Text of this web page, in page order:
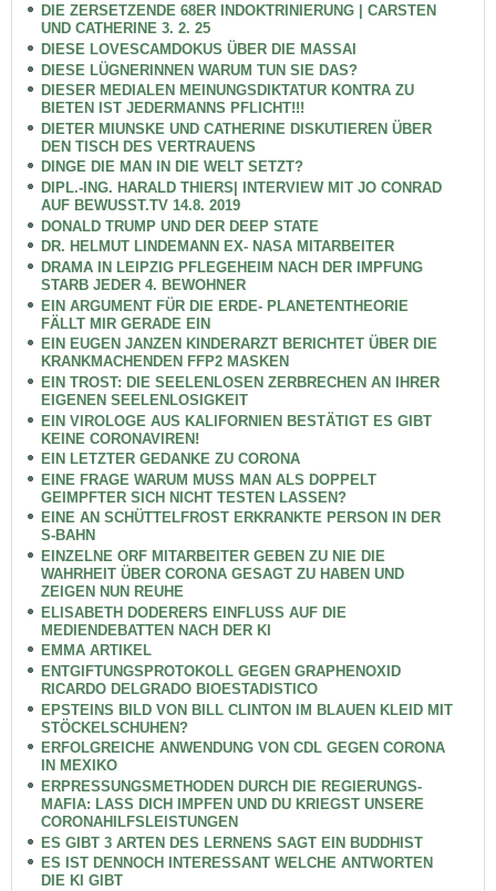
DIE ZERSETZENDE 68ER INDOKTRINIERUNG | CARSTEN
UND CATHERINE 3. 2. 25
DIESE LOVESCAMDOKUS ÜBER DIE MASSAI
DIESE LÜGNERINNEN WARUM TUN SIE DAS?
DIESER MEDIALEN MEINUNGSDIKTATUR KONTRA ZU
BIETEN IST JEDERMANNS PFLICHT!!!
DIETER MIUNSKE UND CATHERINE DISKUTIEREN ÜBER
DEN TISCH DES VERTRAUENS
DINGE DIE MAN IN DIE WELT SETZT?
DIPL.-ING. HARALD THIERS| INTERVIEW MIT JO CONRAD
AUF BEWUSST.TV 14.8. 2019
DONALD TRUMP UND DER DEEP STATE
DR. HELMUT LINDEMANN EX- NASA MITARBEITER
DRAMA IN LEIPZIG PFLEGEHEIM NACH DER IMPFUNG
STARB JEDER 4. BEWOHNER
EIN ARGUMENT FÜR DIE ERDE- PLANETENTHEORIE
FÄLLT MIR GERADE EIN
EIN EUGEN JANZEN KINDERARZT BERICHTET ÜBER DIE
KRANKMACHENDEN FFP2 MASKEN
EIN TROST: DIE SEELENLOSEN ZERBRECHEN AN IHRER
EIGENEN SEELENLOSIGKEIT
EIN VIROLOGE AUS KALIFORNIEN BESTÄTIGT ES GIBT
KEINE CORONAVIREN!
EIN LETZTER GEDANKE ZU CORONA
EINE FRAGE WARUM MUSS MAN ALS DOPPELT
GEIMPFTER SICH NICHT TESTEN LASSEN?
EINE AN SCHÜTTELFROST ERKRANKTE PERSON IN DER
S-BAHN
EINZELNE ORF MITARBEITER GEBEN ZU NIE DIE
WAHRHEIT ÜBER CORONA GESAGT ZU HABEN UND
ZEIGEN NUN REUHE
ELISABETH DODERERS EINFLUSS AUF DIE
MEDIENDEBATTEN NACH DER KI
EMMA ARTIKEL
ENTGIFTUNGSPROTOKOLL GEGEN GRAPHENOXID
RICARDO DELGRADO BIOESTADISTICO
EPSTEINS BILD VON BILL CLINTON IM BLAUEN KLEID MIT
STÖCKELSCHUHEN?
ERFOLGREICHE ANWENDUNG VON CDL GEGEN CORONA
IN MEXIKO
ERPRESSUNGSMETHODEN DURCH DIE REGIERUNGS-
MAFIA: LASS DICH IMPFEN UND DU KRIEGST UNSERE
CORONAHILFSLEISTUNGEN
ES GIBT 3 ARTEN DES LERNENS SAGT EIN BUDDHIST
ES IST DENNOCH INTERESSANT WELCHE ANTWORTEN
DIE KI GIBT